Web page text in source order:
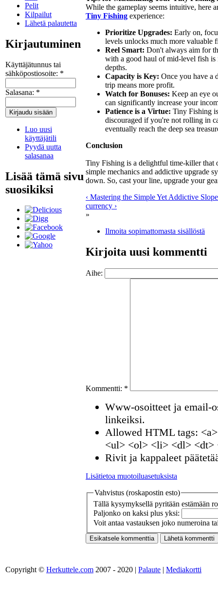
Pelit
Kilpailut
Lähetä palautetta
Kirjautuminen
Käyttäjätunnus tai
sähköpostiosoite: *
Salasana: *
Luo uusi
käyttäjätili
Pyydä uutta
salasanaa
Lisää tämä sivu
suosikiksi
While the gameplay seems intuitive, here
Tiny Fishing experience:
Prioritize Upgrades: Early on,
levels unlocks much more valuable
Reel Smart: Don't always aim for
with a good haul of mid-level fish is
depths.
Capacity is Key: Once you have a
trip means more profit.
Watch for Bonuses: Keep an eye
can significantly increase your
Patience is a Virtue: Tiny Fishing
discouraged if you're not rolling in
eventually reach the deep sea
Conclusion
Tiny Fishing is a delightful time-killer that
simple mechanics and addictive upgrade
down. So, cast your line, upgrade your
‹ Mastering the Simple Yet Addictive Slope
currency ›
»
Ilmoita sopimattomasta sisällöstä
Kirjoita uusi kommentti
Aihe:
Kommentti: *
Www-osoitteet ja email-
linkeiksi.
Allowed HTML tags:
<ul> <ol> <li> <dl> <dt>
Rivit ja kappaleet
Lisätietoa muotoiluasetuksista
Vahvistus (roskapostin esto)
Tällä kysymyksellä pyritään estämään
Paljonko on kaksi plus yksi:
Voit antaa vastauksen joko numeroina
Copyright © Herkuttele.com 2007 - 2020 | Palaute | Mediakortti